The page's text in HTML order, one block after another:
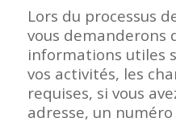
Lors du processus
vous demanderons
informations utiles
vos activités, les
requises, si vous
adresse, un